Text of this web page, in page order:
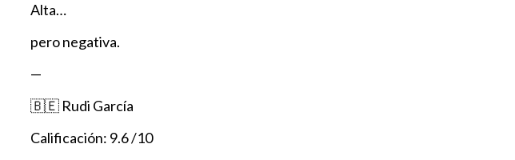
Alta…
pero negativa.
—
🇧🇪 Rudi García
Calificación: 9.6 /10